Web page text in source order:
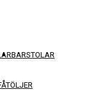
BARSTOLAR